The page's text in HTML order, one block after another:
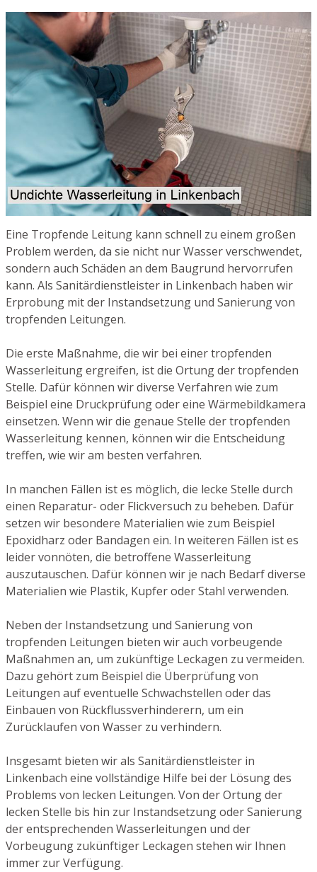
Eine Tropfende Leitung kann schnell zu einem großen
Problem werden, da sie nicht nur Wasser verschwendet,
sondern auch Schäden an dem Baugrund hervorrufen
kann. Als Sanitärdienstleister in Linkenbach haben wir
Erprobung mit der Instandsetzung und Sanierung von
tropfenden Leitungen.
Die erste Maßnahme, die wir bei einer tropfenden
Wasserleitung ergreifen, ist die Ortung der tropfenden
Stelle. Dafür können wir diverse Verfahren wie zum
Beispiel eine Druckprüfung oder eine Wärmebildkamera
einsetzen. Wenn wir die genaue Stelle der tropfenden
Wasserleitung kennen, können wir die Entscheidung
treffen, wie wir am besten verfahren.
In manchen Fällen ist es möglich, die lecke Stelle durch
einen Reparatur- oder Flickversuch zu beheben. Dafür
setzen wir besondere Materialien wie zum Beispiel
Epoxidharz oder Bandagen ein. In weiteren Fällen ist es
leider vonnöten, die betroffene Wasserleitung
auszutauschen. Dafür können wir je nach Bedarf diverse
Materialien wie Plastik, Kupfer oder Stahl verwenden.
Neben der Instandsetzung und Sanierung von
tropfenden Leitungen bieten wir auch vorbeugende
Maßnahmen an, um zukünftige Leckagen zu vermeiden.
Dazu gehört zum Beispiel die Überprüfung von
Leitungen auf eventuelle Schwachstellen oder das
Einbauen von Rückflussverhinderern, um ein
Zurücklaufen von Wasser zu verhindern.
Insgesamt bieten wir als Sanitärdienstleister in
Linkenbach eine vollständige Hilfe bei der Lösung des
Problems von lecken Leitungen. Von der Ortung der
lecken Stelle bis hin zur Instandsetzung oder Sanierung
der entsprechenden Wasserleitungen und der
Vorbeugung zukünftiger Leckagen stehen wir Ihnen
immer zur Verfügung.